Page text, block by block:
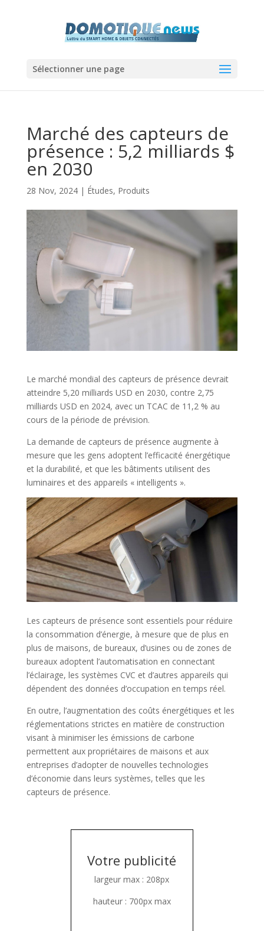
Sélectionner une page
Marché des capteurs de
présence : 5,2 milliards $
en 2030
28 Nov, 2024| Études, Produits
Le marché mondial des capteurs de présence devrait
atteindre 5,20 milliards USD en 2030, contre 2,75
milliards USD en 2024, avec un TCAC de 11,2 % au
cours de la période de prévision.
La demande de capteurs de présence augmente à
mesure que les gens adoptent l’efficacité énergétique
et la durabilité, et que les bâtiments utilisent des
luminaires et des appareils « intelligents ».
Les capteurs de présence sont essentiels pour réduire
la consommation d’énergie, à mesure que de plus en
plus de maisons, de bureaux, d’usines ou de zones de
bureaux adoptent l’automatisation en connectant
l’éclairage, les systèmes CVC et d’autres appareils qui
dépendent des données d’occupation en temps réel.
En outre, l’augmentation des coûts énergétiques et les
réglementations strictes en matière de construction
visant à minimiser les émissions de carbone
permettent aux propriétaires de maisons et aux
entreprises d’adopter de nouvelles technologies
d’économie dans leurs systèmes, telles que les
capteurs de présence.
Votre publicité
largeur max : 208px
hauteur : 700px max